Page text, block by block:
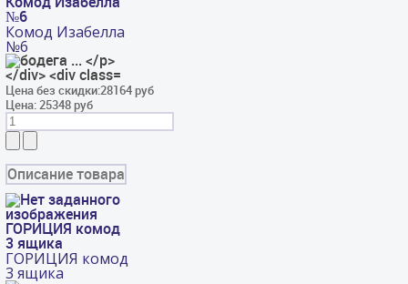
№6
Комод Изабелла
№6
Цена без скидки:28164 руб
Цена: 25348 руб
Описание товара
ГОРИЦИЯ комод
3 ящика
ГОРИЦИЯ комод
3 ящика